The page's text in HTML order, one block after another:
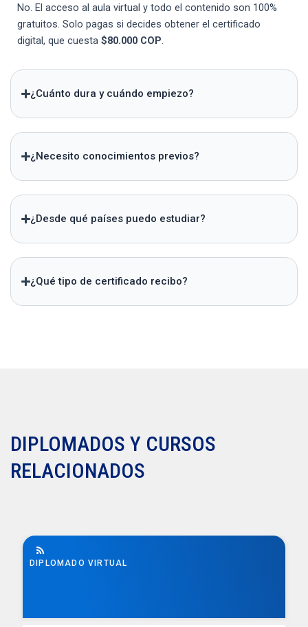
No. El acceso al aula virtual y todo el contenido son 100%
gratuitos. Solo pagas si decides obtener el certificado
digital, que cuesta $80.000 COP
¿Cuánto dura y cuándo empiezo?
¿Necesito conocimientos previos?
¿Desde qué países puedo estudiar?
¿Qué tipo de certificado recibo?
DIPLOMADOS Y CURSOS
RELACIONADOS
DIPLOMADO VIRTUAL